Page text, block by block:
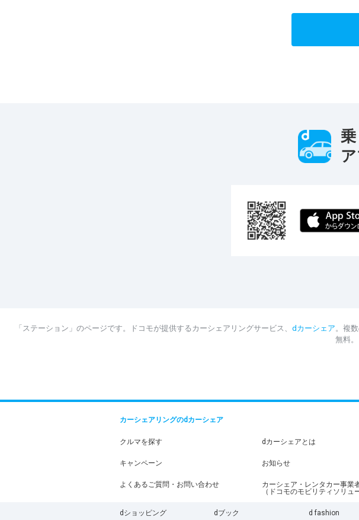
「ステーション」のページです。ドコモが提供するカーシェアリングサービス、 dカーシェア。複
無料
カーシェアリングのdカーシェア
クルマを探す dカーシェアとは
キャンペーン お知らせ
よくあるご質問・お問い合わせ
カーシェア・レンタカー事業
（ドコモのモビリティソリュ
dショッピング dブック d fashion